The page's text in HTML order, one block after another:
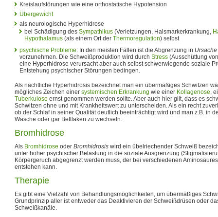
Kreislaufstörungen wie eine orthostatische Hypotension
Übergewicht
als neurologische Hyperhidrose
bei Schädigung des Sympathikus (Verletzungen, Halsmarkerkrankung,
Hypothalamus (als einem Ort der Thermoregulation) selbst
psychische Probleme: In den meisten Fällen ist die Abgrenzung in Ursache
vorzunehmen. Die Schweißproduktion wird durch Stress (Ausschüttung
eine Hyperhidrose verursacht aber auch selbst schwerwiegende soziale
Entstehung psychischer Störungen bedingen.
Als nächtliche Hyperhidrosis bezeichnet man ein übermäßiges Schwitzen
mögliches Zeichen einer systemischen Erkrankung wie einer Kollagenose,
Tuberkulose ernst genommen werden sollte. Aber auch hier gilt, dass es
Schwitzen ohne und mit Krankheitswert zu unterscheiden. Als ein recht
ob der Schlaf in seiner Qualität deutlich beeinträchtigt wird und man z.B. in
Wäsche oder gar Bettlaken zu wechseln.
Bromhidrose
Als Bromhidrose oder Bromhidrosis wird ein übelriechender Schweiß
unter hoher psychischer Belastung in die soziale Ausgrenzung
Körpergeruch abgegrenzt werden muss, der bei verschiedenen
entstehen kann.
Therapie
Es gibt eine Vielzahl von Behandlungsmöglichkeiten, um übermäßiges
Grundprinzip aller ist entweder das Deaktivieren der Schweißdrüsen oder
Schweißkanäle.